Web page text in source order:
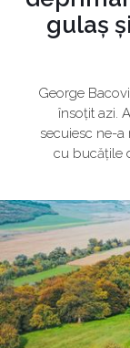
gulaș
George
însoțit azi.
secuiesc ne-
cu bucățile